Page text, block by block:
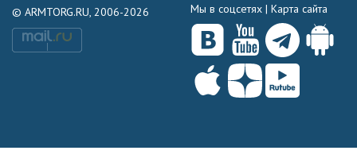
© ARMTORG.RU, 2006-2026 Мы в соцсетях | Карта сайта